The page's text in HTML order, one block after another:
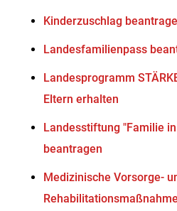
Kinderzuschlag
Landesfamilienpass
Landesprogramm
Eltern erhalten
Landesstiftung "Familie
beantragen
Medizinische Vorsorge-